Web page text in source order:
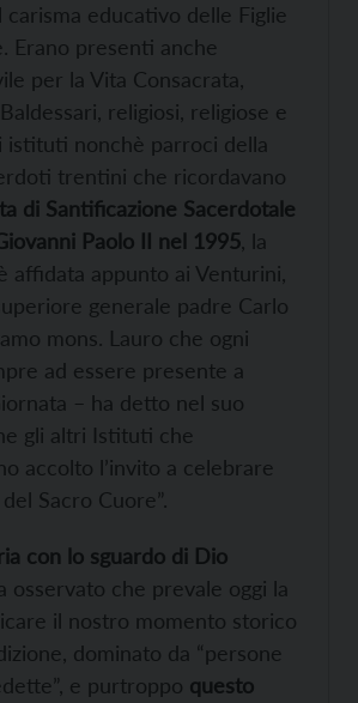
educativo delle Figlie
Erano presenti anche
per la Vita Consacrata,
religiosi, religiose e
istituti nonchè parroci della
trentini che ricordavano
di Santificazione Sacerdotale
Paolo II nel 1995 , la
affidata appunto ai Venturini,
generale padre Carlo
mons. Lauro che ogni
ad essere presente a
– ha detto nel suo
gli altri Istituti che
accolto l’invito a celebrare
Sacro Cuore”.
con lo sguardo di Dio
osservato che prevale oggi la
il nostro momento storico
dominato da “persone
e purtroppo questo